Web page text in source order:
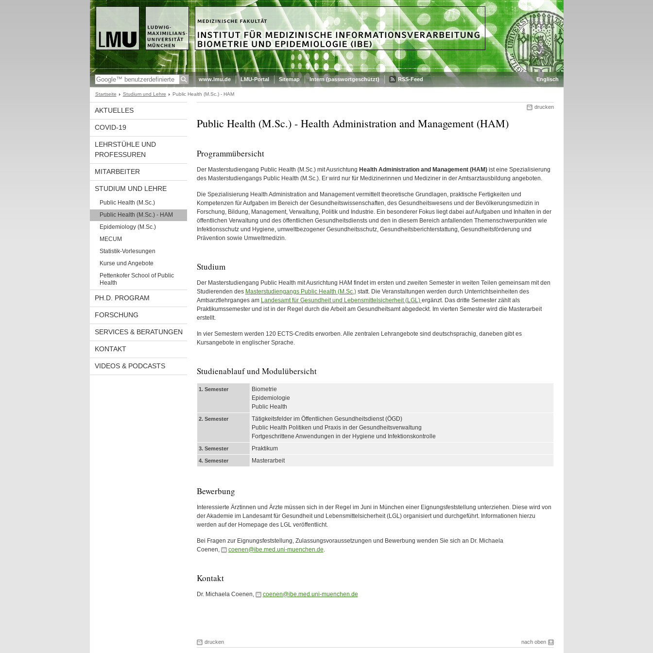
www.lmu.de LMU-Portal Sitemap Intern (passwortgeschützt) RSS-Feed Englisch
Startseite Studium und Lehre Public Health (M.Sc.) - HAM
AKTUELLES
COVID-19
LEHRSTÜHLE UND
PROFESSUREN
MITARBEITER
STUDIUM UND LEHRE
Public Health (M.Sc.)
Public Health (M.Sc.) - HAM
Epidemiology (M.Sc.)
MECUM
Statistik-Vorlesungen
Kurse und Angebote
Pettenkofer School of Public
Health
PH.D. PROGRAM
FORSCHUNG
SERVICES & BERATUNGEN
KONTAKT
VIDEOS & PODCASTS
drucken
Public Health (M.Sc.) - Health Administration and Management (HAM)
Programmübersicht
Der Masterstudiengang Public Health (M.Sc.) mit Ausrichtung Health Administration and Management (HAM)ist eine Spezialisierung
des Masterstudiengangs Public Health (M.Sc.). Er wird nur für Medizinerinnen und Mediziner in der Amtsarztausbildung angeboten.
Die Spezialisierung Health Administration and Management vermittelt theoretische Grundlagen, praktische Fertigkeiten und
Kompetenzen für Aufgaben im Bereich der Gesundheitswissenschaften, des Gesundheitswesens und der Bevölkerungsmedizin in
Forschung, Bildung, Management, Verwaltung, Politik und Industrie. Ein besonderer Fokus liegt dabei auf Aufgaben und Inhalten in der
öffentlichen Verwaltung und des öffentlichen Gesundheitsdiensts und den in diesem Bereich anfallenden Themenschwerpunkten wie
Infektionsschutz und Hygiene, umweltbezogener Gesundheitsschutz, Gesundheitsberichterstattung, Gesundheitsförderung und
Prävention sowie Umweltmedizin.
Studium
Der Masterstudiengang Public Health mit Ausrichtung HAM findet im ersten und zweiten Semester in weiten Teilen gemeinsam mit den
Studierenden des Masterstudiengangs Public Health (M.Sc.)statt. Die Veranstaltungen werden durch Unterrichtseinheiten des
Amtsarztlehrganges am Landesamt für Gesundheit und Lebensmittelsicherheit (LGL) ergänzt. Das dritte Semester zählt als
Praktikumssemester und ist in der Regel durch die Arbeit am Gesundheitsamt abgedeckt. Im vierten Semester wird die Masterarbeit
erstellt.
In vier Semestern werden 120 ECTS-Credits erworben. Alle zentralen Lehrangebote sind deutschsprachig, daneben gibt es
Kursangebote in englischer Sprache.
Studienablauf und Modulübersicht
1. Semester
Biometrie
Epidemiologie
Public Health
2. Semester
Tätigkeitsfelder im Öffentlichen Gesundheitsdienst (ÖGD)
Public Health Politiken und Praxis in der Gesundheitsverwaltung
Fortgeschrittene Anwendungen in der Hygiene und Infektionskontrolle
3. Semester Praktikum
4. Semester Masterarbeit
Bewerbung
Interessierte Ärztinnen und Ärzte müssen sich in der Regel im Juni in München einer Eignungsfeststellung unterziehen. Diese wird von
der Akademie im Landesamt für Gesundheit und Lebensmittelsicherheit (LGL) organisiert und durchgeführt. Informationen hierzu
werden auf der Homepage des LGL veröffentlicht.
Bei Fragen zur Eignungsfeststellung, Zulassungsvoraussetzungen und Bewerbung wenden Sie sich an Dr. Michaela
Coenen,
coenen@ibe.med.uni-muenchen.de.
Kontakt
Dr. Michaela Coenen, coenen@ibe.med.uni-muenchen.de
drucken nach oben